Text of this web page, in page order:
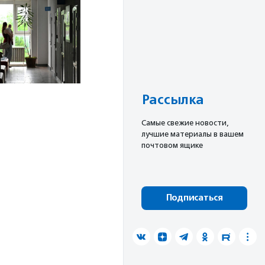
Рассылка
Cамые свежие новости,
лучшие материалы в вашем
почтовом ящике
Подписаться